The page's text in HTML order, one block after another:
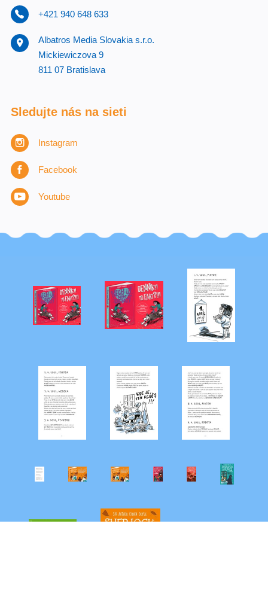
+421 940 648 633
Albatros Media Slovakia s.r.o.
Mickiewiczova 9
811 07 Bratislava
Sledujte nás na sieti
Instagram
Facebook
Youtube